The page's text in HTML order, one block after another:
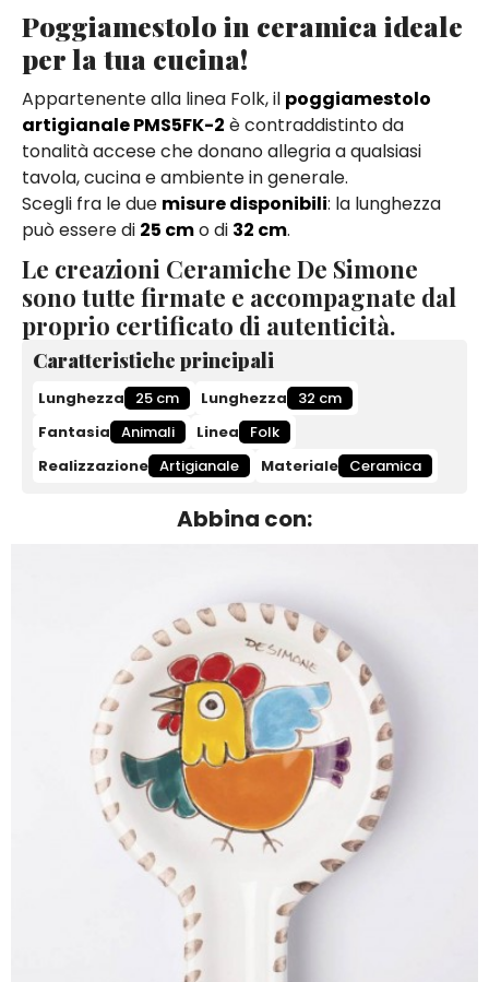
Poggiamestolo in ceramica ideale
per la tua cucina!
Appartenente alla linea Folk, il poggiamestolo
artigianale PMS5FK-2 è contraddistinto da
tonalità accese che donano allegria a qualsiasi
tavola, cucina e ambiente in generale.
Scegli fra le due misure disponibili: la lunghezza
può essere di 25 cmo di 32 cm.
Le creazioni Ceramiche De Simone
sono tutte firmate e accompagnate dal
proprio certificato di autenticità.
Caratteristiche principali
Lunghezza 25 cm Lunghezza
32 cm
Fantasia Animali Linea
Folk
Realizzazione Artigianale Materiale Ceramica
Abbina con: